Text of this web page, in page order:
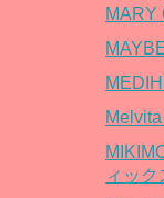
MARY
ィック